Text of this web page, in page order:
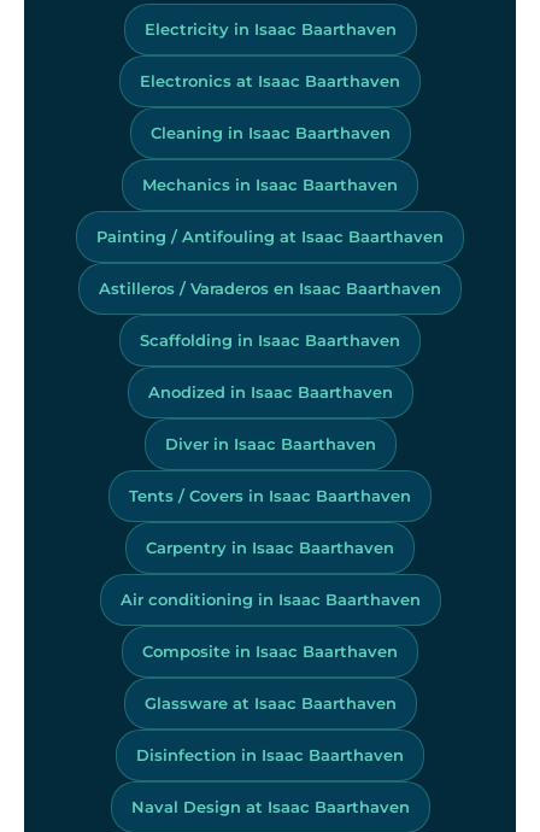
Electricity in Isaac Baarthaven
Electronics at Isaac Baarthaven
Cleaning in Isaac Baarthaven
Mechanics in Isaac Baarthaven
Painting / Antifouling at Isaac Baarthaven
Astilleros / Varaderos en Isaac Baarthaven
Scaffolding in Isaac Baarthaven
Anodized in Isaac Baarthaven
Diver in Isaac Baarthaven
Tents / Covers in Isaac Baarthaven
Carpentry in Isaac Baarthaven
Air conditioning in Isaac Baarthaven
Composite in Isaac Baarthaven
Glassware at Isaac Baarthaven
Disinfection in Isaac Baarthaven
Naval Design at Isaac Baarthaven